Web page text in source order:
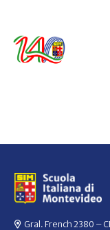
Gral. French 2380 –